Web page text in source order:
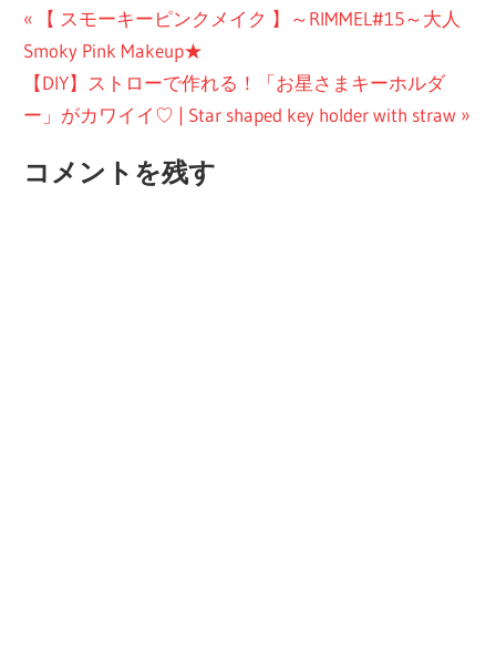
投
稿
ナ
ゲ
前
の
投
稿:
【 スモーキーピンクメイク 】～RIMMEL#15～大人
Smoky Pink Makeup★
次
の
稿:
【DIY】ストローで作れる！「お星さまキーホルダ
ー」がカワイイ♡ | Star shaped key holder with straw
コメントを残す